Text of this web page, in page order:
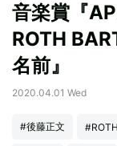
音楽賞『
ROTH
名前』
2020.04.01 Wed
#後藤正文